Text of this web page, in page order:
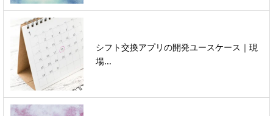
シフト交換アプリの開発ユースケース｜現
場...